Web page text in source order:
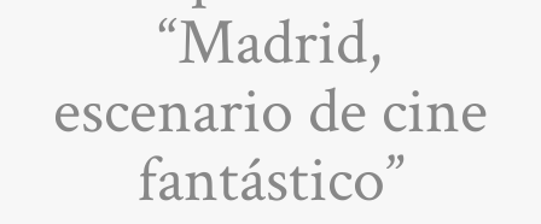
“Madrid,
escenario de cine
fantástico”